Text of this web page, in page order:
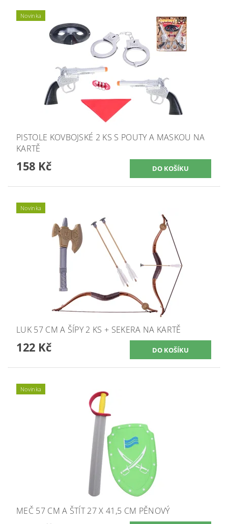
Novinka
PISTOLE KOVBOJSKÉ 2 KS S POUTY A MASKOU NA
KARTĚ
158 Kč
Novinka
LUK 57 CM A ŠÍPY 2 KS + SEKERA NA KARTĚ
122 Kč
Novinka
MEČ 57 CM A ŠTÍT 27 X 41,5 CM PĚNOVÝ